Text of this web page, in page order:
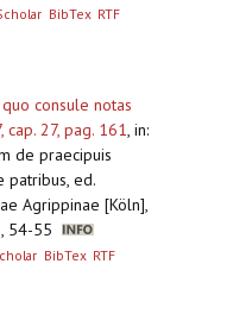
BibTex RTF
consule notas
27, pag. 161, in:
de praecipuis
patribus, ed.
Agrippinae [Köln],
54-55
BibTex RTF